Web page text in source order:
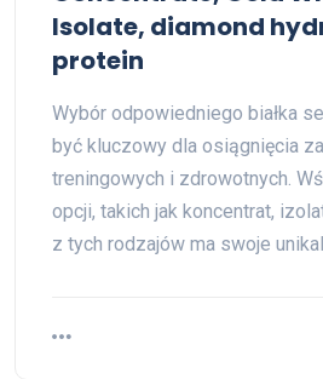
Isolate, diamond
protein
Wybór odpowiedniego białka
być kluczowy dla osiągnięcia
treningowych i zdrowotnych.
opcji, takich jak koncentrat,
z tych rodzajów ma swoje